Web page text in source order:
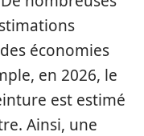
économies
en 2026, le
est estimé
Ainsi, une